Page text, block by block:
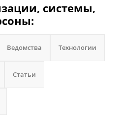
системы,
Ведомства Технологии
Статьи